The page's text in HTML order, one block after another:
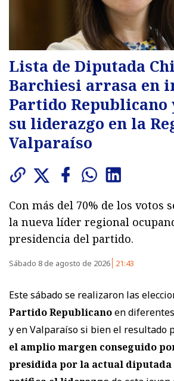
Lista de Diputada
Barchiesi arrasa en
Partido
su liderazgo en la
Valparaíso
Con más del 70% de los votos
la nueva líder regional
presidencia del partido.
Sábado 8 de agosto de 2026 21:43
Este sábado se realizaron las
Partido Republicanoen
y en Valparaíso si bien el resultado
el amplio margen conseguido
presidida por la actual diputada